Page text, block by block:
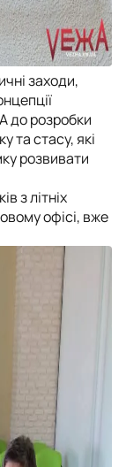
заходи,
до розробки
та стасу, які
розвивати
з літніх
офісі, вже